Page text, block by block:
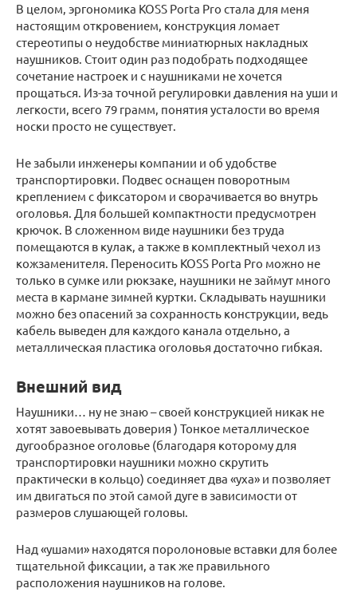
В целом, эргономика KOSS Porta Pro стала для меня
настоящим откровением, конструкция ломает
стереотипы о неудобстве миниатюрных накладных
наушников. Стоит один раз подобрать подходящее
сочетание настроек и с наушниками не хочется
прощаться. Из-за точной регулировки давления на уши и
легкости, всего 79 грамм, понятия усталости во время
носки просто не существует.
Не забыли инженеры компании и об удобстве
транспортировки. Подвес оснащен поворотным
креплением с фиксатором и сворачивается во внутрь
оголовья. Для большей компактности предусмотрен
крючок. В сложенном виде наушники без труда
помещаются в кулак, а также в комплектный чехол из
кожзаменителя. Переносить KOSS Porta Pro можно не
только в сумке или рюкзаке, наушники не займут много
места в кармане зимней куртки. Складывать наушники
можно без опасений за сохранность конструкции, ведь
кабель выведен для каждого канала отдельно, а
металлическая пластика оголовья достаточно гибкая.
Внешний вид
Наушники… ну не знаю – своей конструкцией никак не
хотят завоевывать доверия ) Тонкое металлическое
дугообразное оголовье (благодаря которому для
транспортировки наушники можно скрутить
практически в кольцо) соединяет два «уха» и позволяет
им двигаться по этой самой дуге в зависимости от
размеров слушающей головы.
Над «ушами» находятся поролоновые вставки для более
тщательной фиксации, а так же правильного
расположения наушников на голове.